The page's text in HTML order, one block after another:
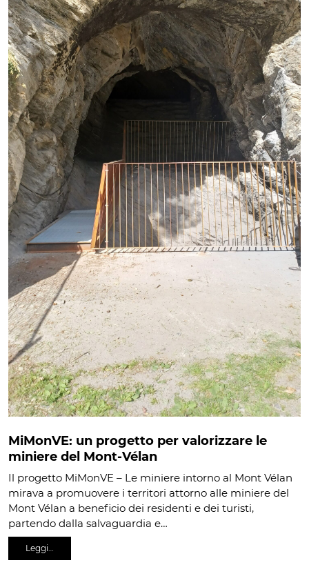
MiMonVE: un progetto per valorizzare le
miniere del Mont-Vélan
Il progetto MiMonVE – Le miniere intorno al Mont Vélan
mirava a promuovere i territori attorno alle miniere del
Mont Vélan a beneficio dei residenti e dei turisti,
partendo dalla salvaguardia e…
Leggi…